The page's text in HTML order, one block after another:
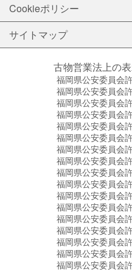
Cookieポリシー
サイトマップ
古物営業法上の
福岡県公安委員会
福岡県公安委員会
福岡県公安委員会
福岡県公安委員会
福岡県公安委員会
福岡県公安委員会
福岡県公安委員会
福岡県公安委員会
福岡県公安委員会
福岡県公安委員会
福岡県公安委員会
福岡県公安委員会
福岡県公安委員会
福岡県公安委員会
福岡県公安委員会
福岡県公安委員会
福岡県公安委員会